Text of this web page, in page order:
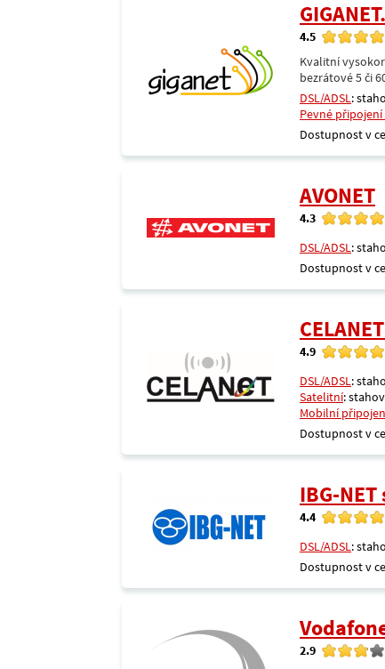
4.5
Kvalitní
bezrátové 5 či
DSL/ADSL:
Pevné
Dostupnost v
AVONET
4.3
DSL/ADSL:
Dostupnost v
4.9
DSL/ADSL:
Satelitní:
Mobilní
Dostupnost v
IBG-NET
4.4
DSL/ADSL:
Dostupnost v
2.9